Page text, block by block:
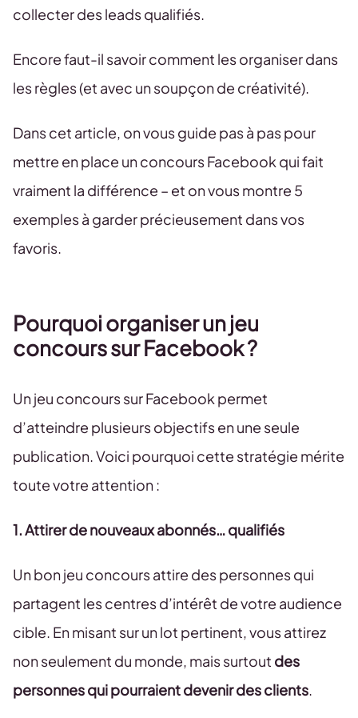
collecter des leads qualifiés.
Encore faut-il savoir comment les organiser dans
les règles (et avec un soupçon de créativité).
Dans cet article, on vous guide pas à pas pour
mettre en place un concours Facebook qui fait
vraiment la différence – et on vous montre 5
exemples à garder précieusement dans vos
favoris.
Pourquoi organiser un jeu
concours sur Facebook ?
Un jeu concours sur Facebook permet
d’atteindre plusieurs objectifs en une seule
publication. Voici pourquoi cette stratégie mérite
toute votre attention :
1. Attirer de nouveaux abonnés… qualifiés
Un bon jeu concours attire des personnes qui
partagent les centres d’intérêt de votre audience
cible. En misant sur un lot pertinent, vous attirez
non seulement du monde, mais surtout des
personnes qui pourraient devenir des clients.